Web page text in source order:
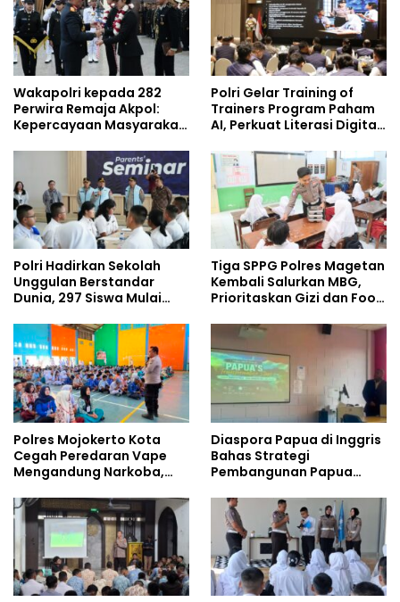
Wakapolri kepada 282
Perwira Remaja Akpol:
Kepercayaan Masyarakat
Polri Gelar Training of
Trainers Program Paham
AI, Perkuat Literasi Digital
Polri Hadirkan Sekolah
Unggulan Berstandar
Dunia, 297 Siswa Mulai
Tiga SPPG Polres Magetan
Kembali Salurkan MBG,
Prioritaskan Gizi dan Food
Polres Mojokerto Kota
Cegah Peredaran Vape
Mengandung Narkoba,
Kalangan Remaja
Diaspora Papua di Inggris
Bahas Strategi
Pembangunan Papua
Doktoral Internasional